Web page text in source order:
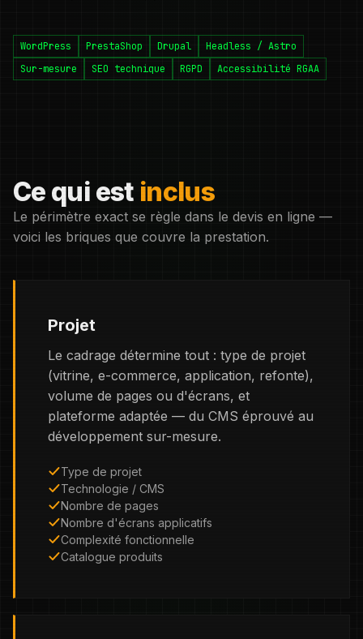
WordPress PrestaShop Drupal
Headless / Astro
Sur-mesure
SEO technique RGPD Accessibilité RGAA
Ce qui est inclus
Le périmètre exact se règle dans le devis en ligne —
voici les briques que couvre la prestation.
Projet
Le cadrage détermine tout : type de projet
(vitrine, e-commerce, application, refonte),
volume de pages ou d'écrans, et
plateforme adaptée — du CMS éprouvé au
développement sur-mesure.
Type de projet
Technologie / CMS
Nombre de pages
Nombre d'écrans applicatifs
Complexité fonctionnelle
Catalogue produits